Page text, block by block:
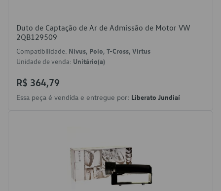
Duto de Captação de Ar de Admissão de Motor VW
2QB129509
Compatibilidade: Nivus, Polo, T-Cross, Virtus
Unidade de venda: Unitário(a)
R$ 364,79
Essa peça é vendida e entregue por: Liberato Jundiaí